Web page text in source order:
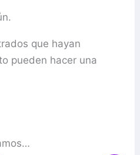
que hayan
pueden hacer una